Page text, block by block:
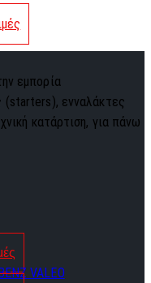
εμπορία
(starters), ενναλάκτες
κατάρτιση, για πάνω
VALEO